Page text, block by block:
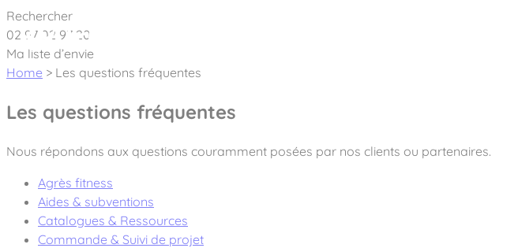
Cookies management panel
Créateur et fabricant d’aires de jeux & équipements sportifs
Nos dernières actualités
À propos
Rechercher
02 97 02 97 20
Ma liste d’envie
Home > Les questions fréquentes
Les questions fréquentes
Nous répondons aux questions couramment posées par nos clients ou partenaires.
Agrès fitness
Aides & subventions
Catalogues & Ressources
Commande & Suivi de projet